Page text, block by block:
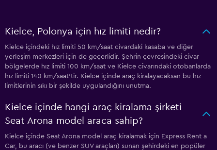
Kielce, Polonya için hız limiti nedir?
Kielce içindeki hız limiti 50 km/saat civardaki kasaba ve diğer
yerleşim merkezleri için de geçerlidir. Şehrin çevresindeki civar
bölgelerde hız limiti 100 km/saat ve Kielce civarındaki otobanlarda
hız limiti 140 km/saat'tir. Kielce içinde araç kiralayacaksan bu hız
limitlerinin sıkı bir şekilde uygulandığını unutma.
Kielce içinde hangi araç kiralama şirketi
Seat Arona model araca sahip?
Kielce içinde Seat Arona model araç kiralamak için Express Rent a
Car, bu aracı (ve benzer SUV araçları) sunan şehirdeki en popüler